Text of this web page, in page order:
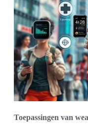
Toepassingen van